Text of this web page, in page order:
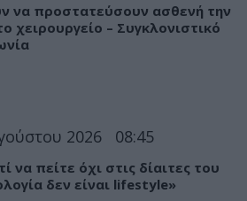
να προστατεύσουν ασθενή την
χειρουργείο – Συγκλονιστικό
2026 08:45
να πείτε όχι στις δίαιτες του
δεν είναι lifestyle»